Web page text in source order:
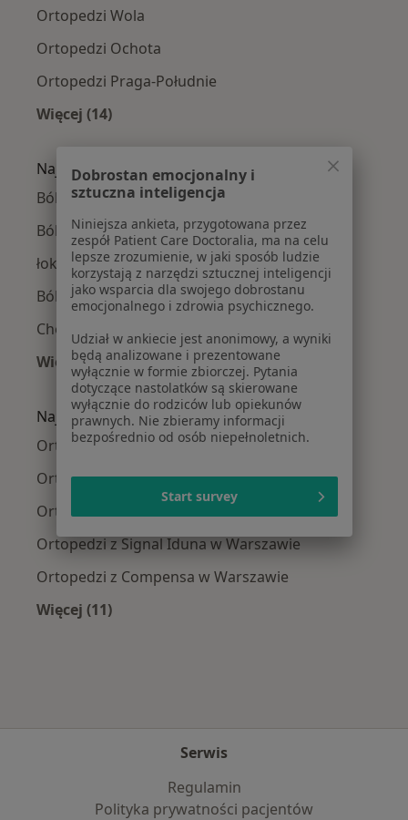
Ortopedzi Wola
Ortopedzi Ochota
Ortopedzi Praga-Południe
Więcej (14)
Najczęście leczone choroby
Ból kolana w Warszawie
Ból biodra w Warszawie
łokieć tenisisty w Warszawie
Ból barku w Warszawie
Choroby zwyrodnieniowe w Warszawie
Więcej (15)
Więcej w kategorii: Najczęście leczone
Najpopularniejsze ubezpieczenia
Ortopedzi z Medicover w Warszawie
Ortopedzi z Allianz w Warszawie
Ortopedzi z INTER Polska w Warszawie
Ortopedzi z Signal Iduna w Warszawie
Ortopedzi z Compensa w Warszawie
Więcej (11)
Serwis
Regulamin
Polityka prywatności pacjentów
Dobrostan emocjonalny i
sztuczna inteligencja
Niniejsza ankieta, przygotowana przez
zespół Patient Care Doctoralia, ma na celu
lepsze zrozumienie, w jaki sposób ludzie
korzystają z narzędzi sztucznej inteligencji
jako wsparcia dla swojego dobrostanu
emocjonalnego i zdrowia psychicznego.
Udział w ankiecie jest anonimowy, a wyniki
będą analizowane i prezentowane
wyłącznie w formie zbiorczej. Pytania
dotyczące nastolatków są skierowane
wyłącznie do rodziców lub opiekunów
prawnych. Nie zbieramy informacji
bezpośrednio od osób niepełnoletnich.
Start survey